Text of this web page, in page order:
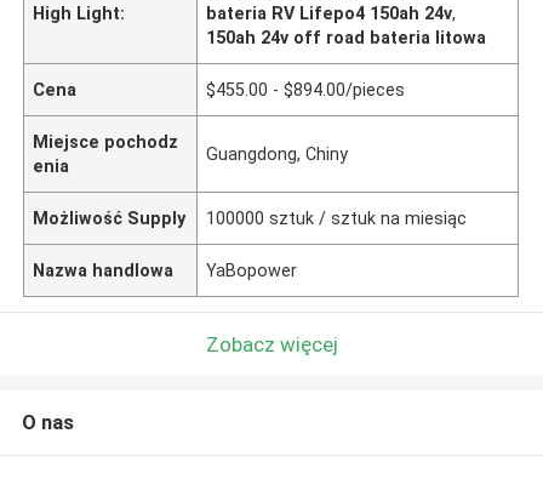
High Light:
bateria RV Lifepo4 150ah 24v,
150ah 24v off road bateria litowa
Cena $455.00 - $894.00/pieces
Miejsce pochodz
enia
Guangdong, Chiny
Możliwość Supply 100000 sztuk / sztuk na miesiąc
Nazwa handlowa YaBopower
Zobacz więcej
O nas